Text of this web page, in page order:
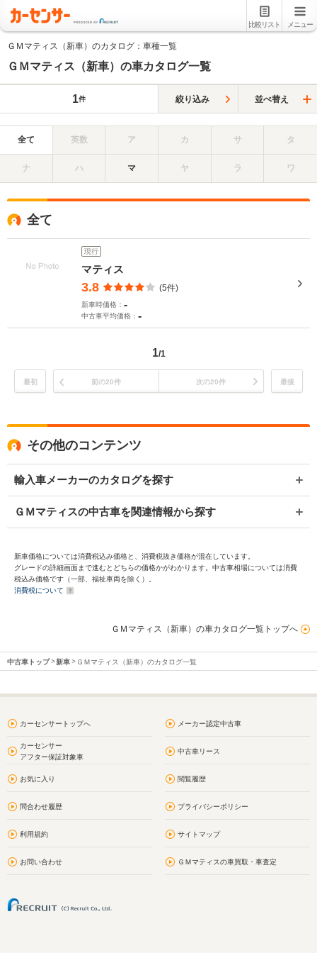
比較リスト メニュー
ＧＭマティス（新車）のカタログ：車種一覧
ＧＭマティス（新車）の車カタログ一覧
1件 絞り込み 並べ替え
全て 英数 ア カ サ タ
ナ ハ マ ヤ ラ ワ
全て
現行
マティス
3.8 (5件)
新車時価格： -
中古車平均価格： -
1/1
最初 前の20件 次の20件 最後
その他のコンテンツ
輸入車メーカーのカタログを探す
ＧＭマティスの中古車を関連情報から探す
新車価格については消費税込み価格と、消費税抜き価格が混在しています。
グレードの詳細画面まで進むとどちらの価格かがわかります。中古車相場については消費
税込み価格です（一部、福祉車両を除く）。
消費税について
ＧＭマティス（新車）の車カタログ一覧トップへ
中古車トップ 新車 ＧＭマティス（新車）のカタログ一覧
カーセンサートップへ メーカー認定中古車
カーセンサー
アフター保証対象車
中古車リース
お気に入り 閲覧履歴
問合わせ履歴 プライバシーポリシー
利用規約 サイトマップ
お問い合わせ ＧＭマティスの車買取・車査定